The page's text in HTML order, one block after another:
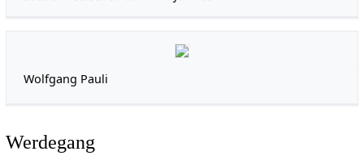
Wolfgang Pauli
Werdegang